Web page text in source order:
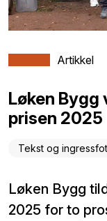
Artikkel
Løken Bygg
prisen 2025
Tekst og
Løken Bygg
2025 for to